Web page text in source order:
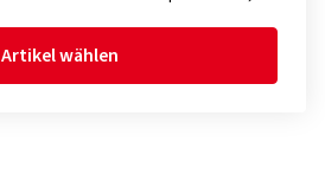
Artikel wählen